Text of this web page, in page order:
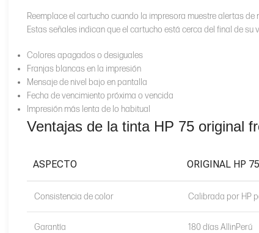
Reemplace el cartucho cuando la impresora muestre alertas
Estas señales indican que el cartucho está cerca del final de su
Colores apagados o desiguales
Franjas blancas en la impresión
Mensaje de nivel bajo en pantalla
Fecha de vencimiento próxima o vencida
Impresión más lenta de lo habitual
Ventajas de la tinta HP 75 original
ASPECTO ORIGINAL HP
Consistencia de color Calibrada por HP
Garantía 180 días AllinPerú